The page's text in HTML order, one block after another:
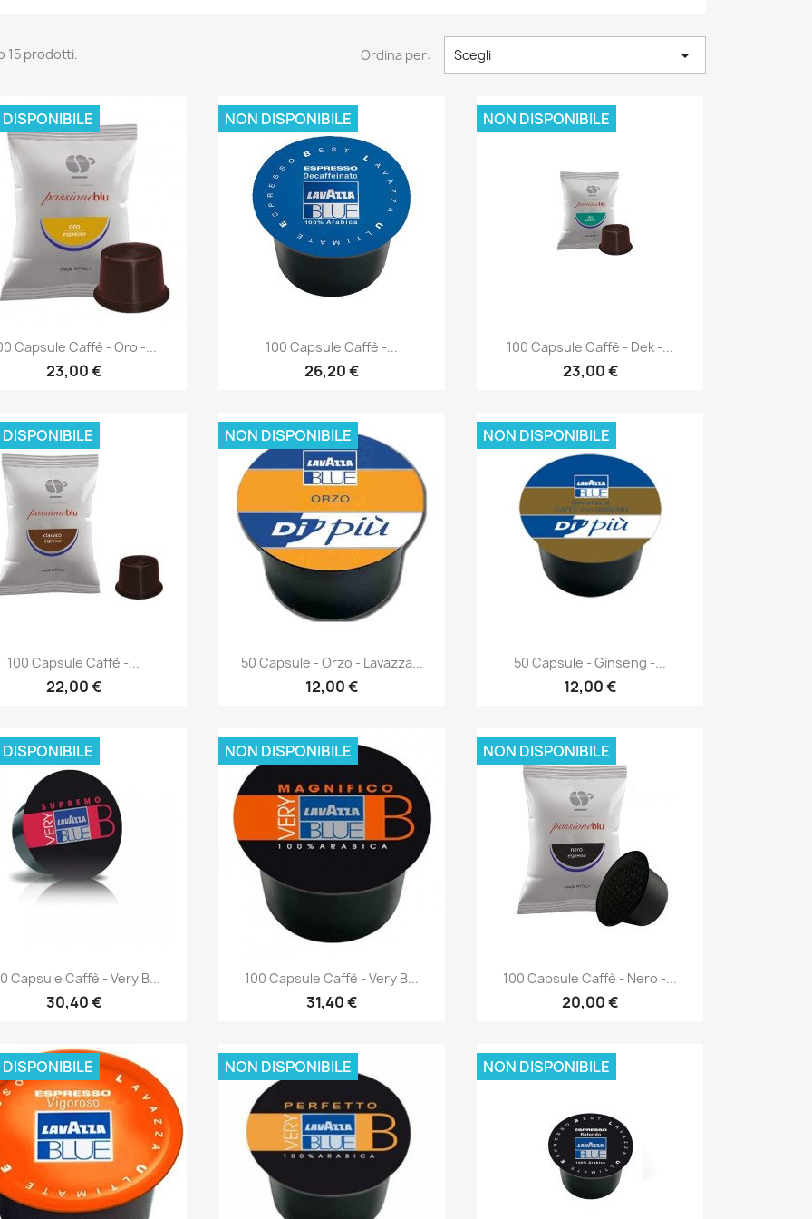
15 prodotti. Ordina per: Scegli 
Anteprima
Capsule Caffè - Oro -...
23,00 €
Anteprima
100 Capsule Caffè -...
26,20 €
NON DISPONIBILE
Anteprima
100 Capsule Caffè - Dek -...
23,00 €
NON DISPONIBILE
Anteprima
100 Capsule Caffè -...
22,00 €
Anteprima
50 Capsule - Orzo - Lavazza...
12,00 €
NON DISPONIBILE
Anteprima
50 Capsule - Ginseng -...
12,00 €
NON DISPONIBILE
Anteprima
Capsule Caffè - Very B...
30,40 €
Anteprima
100 Capsule Caffè - Very B...
31,40 €
NON DISPONIBILE
Anteprima
100 Capsule Caffè - Nero -...
20,00 €
NON DISPONIBILE
NON DISPONIBILE NON DISPONIBILE